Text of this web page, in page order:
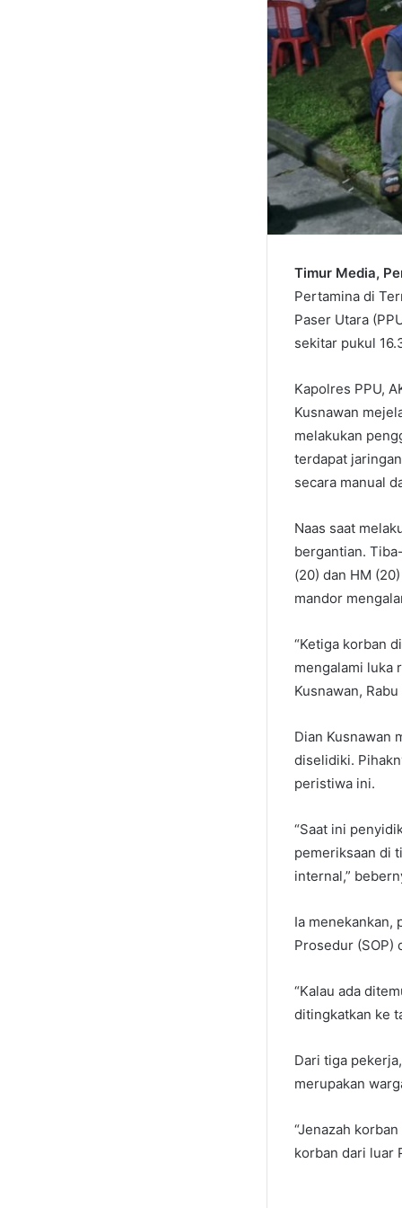
Timur Media,
Pertamina di
Paser Utara
sekitar pukul
Kapolres PPU,
Kusnawan
melakukan
terdapat
secara manual
Naas saat
bergantian.
(20) dan HM
mandor
“Ketiga korban
mengalami luka
Kusnawan,
Dian Kusnawan
diselidiki.
peristiwa ini.
“Saat ini
pemeriksaan di
internal,”
Ia menekankan,
Prosedur (SOP)
“Kalau ada
ditingkatkan ke
Dari tiga
merupakan
“Jenazah
korban dari luar